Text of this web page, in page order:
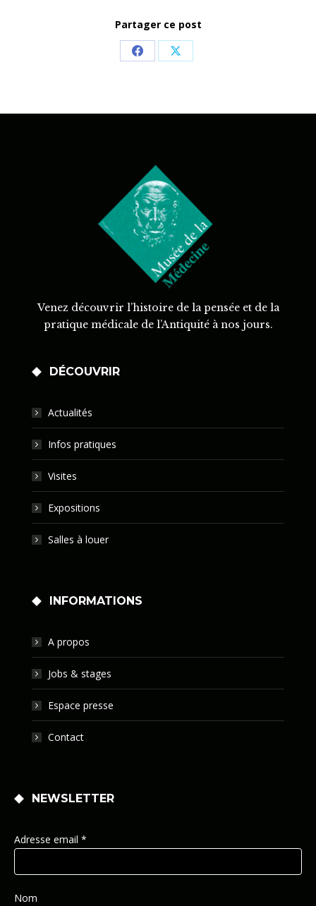
Partager ce post
Share Share
Venez découvrir l’histoire de la pensée et de la
pratique médicale de l’Antiquité à nos jours.
DÉCOUVRIR
Actualités
Infos pratiques
Visites
Expositions
Salles à louer
INFORMATIONS
A propos
Jobs & stages
Espace presse
Contact
NEWSLETTER
Adresse email *
Nom